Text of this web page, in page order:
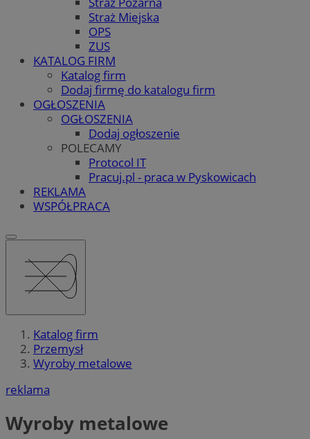
Straż Miejska
OPS
ZUS
KATALOG FIRM
Katalog firm
Dodaj firmę do katalogu firm
OGŁOSZENIA
OGŁOSZENIA
Dodaj ogłoszenie
POLECAMY
Protocol IT
Pracuj.pl - praca w Pyskowicach
REKLAMA
WSPÓŁPRACA
Katalog firm
Przemysł
Wyroby metalowe
reklama
Wyroby metalowe